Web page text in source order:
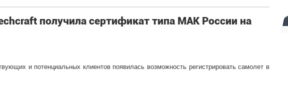
получила сертификат типа МАК России на
и потенциальных клиентов появилась возможность регистрировать самолет в